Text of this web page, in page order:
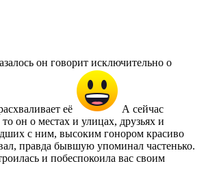
он говорит исключительно о
её
А сейчас
он о местах и улицах, друзьях и
с ним, высоким гонором красиво
правда бывшую упоминал частенько.
и побеспокоила вас своим